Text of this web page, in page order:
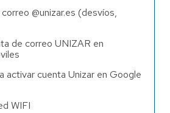
@unizar.es (desvíos,
de correo UNIZAR en
activar cuenta Unizar en Google
WIFI